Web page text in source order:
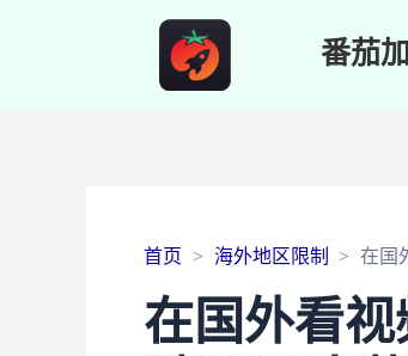
番茄
首页 海外地区限制 在国
在国外看